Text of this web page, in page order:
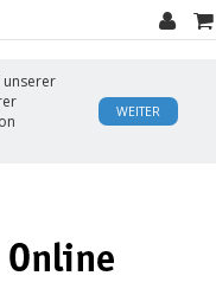
unserer
WEITER